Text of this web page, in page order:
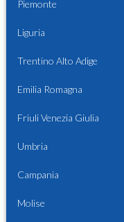
Piemonte
Liguria
Trentino Alto Adige
Emilia Romagna
Friuli Venezia Giulia
Umbria
Campania
Molise